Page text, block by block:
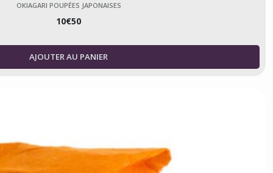
OKIAGARI POUPÉES JAPONAISES
10€50
AJOUTER AU PANIER